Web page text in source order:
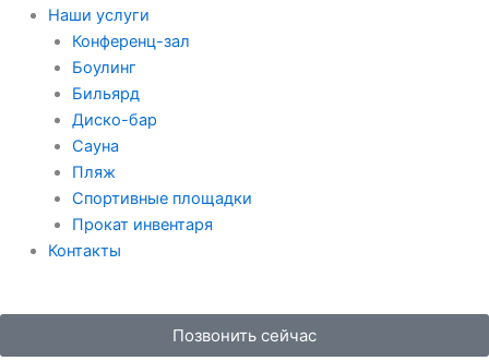
Наши услуги
Конференц-зал
Боулинг
Бильярд
Диско-бар
Сауна
Пляж
Спортивные площадки
Прокат инвентаря
Контакты
Позвонить сейчас